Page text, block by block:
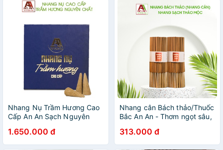
Nhang Nụ Trầm Hương Cao
Cấp An An Sạch Nguyên
1.650.000 đ
Nhang cân Bách thảo/Thuốc
Bắc An An - Thơm ngọt sâu,
313.000 đ